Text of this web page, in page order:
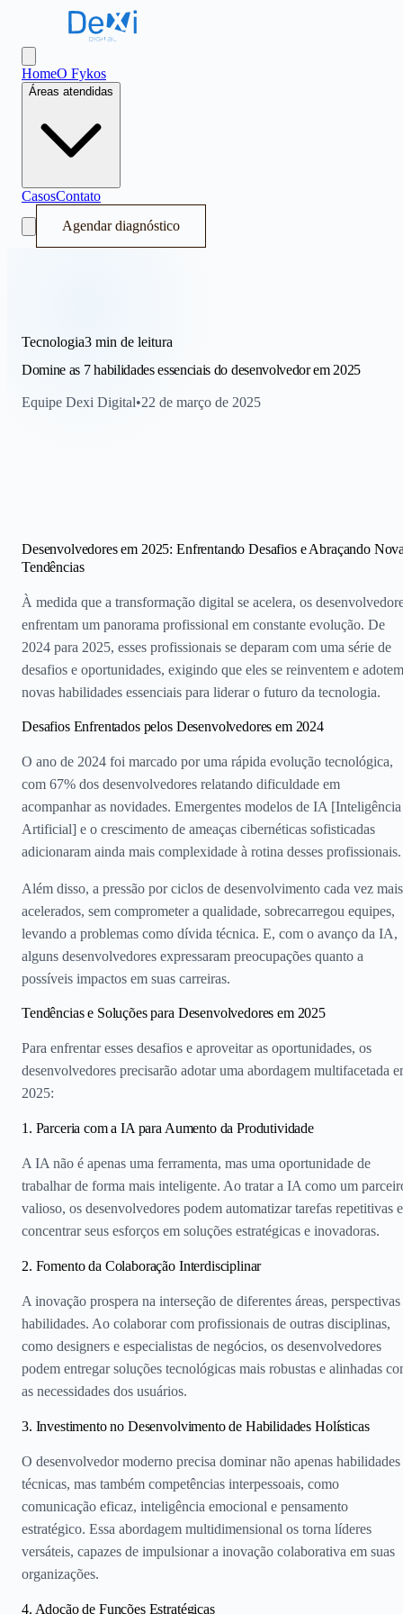
Dexi Digital - Sistema Operacional de Receita
HomeO Fykos
Áreas atendidas
CasosContato
Agendar diagnóstico
Tecnologia3 min de leitura
Domine as 7 habilidades essenciais do desenvolvedor em 2025
Equipe Dexi Digital•22 de março de 2025
Desenvolvedores em 2025: Enfrentando Desafios e Abraçando
Tendências
À medida que a transformação digital se acelera, os
enfrentam um panorama profissional em constante evolução. De
2024 para 2025, esses profissionais se deparam com uma série de
desafios e oportunidades, exigindo que eles se reinventem e adotem
novas habilidades essenciais para liderar o futuro da tecnologia.
Desafios Enfrentados pelos Desenvolvedores em 2024
O ano de 2024 foi marcado por uma rápida evolução tecnológica,
com 67% dos desenvolvedores relatando dificuldade em
acompanhar as novidades. Emergentes modelos de IA [Inteligência
Artificial] e o crescimento de ameaças cibernéticas sofisticadas
adicionaram ainda mais complexidade à rotina desses profissionais.
Além disso, a pressão por ciclos de desenvolvimento cada vez mais
acelerados, sem comprometer a qualidade, sobrecarregou equipes,
levando a problemas como dívida técnica. E, com o avanço da IA,
alguns desenvolvedores expressaram preocupações quanto a
possíveis impactos em suas carreiras.
Tendências e Soluções para Desenvolvedores em 2025
Para enfrentar esses desafios e aproveitar as oportunidades, os
desenvolvedores precisarão adotar uma abordagem multifacetada
2025:
1. Parceria com a IA para Aumento da Produtividade
A IA não é apenas uma ferramenta, mas uma oportunidade de
trabalhar de forma mais inteligente. Ao tratar a IA como um
valioso, os desenvolvedores podem automatizar tarefas repetitivas e
concentrar seus esforços em soluções estratégicas e inovadoras.
2. Fomento da Colaboração Interdisciplinar
A inovação prospera na interseção de diferentes áreas, perspectivas
habilidades. Ao colaborar com profissionais de outras disciplinas,
como designers e especialistas de negócios, os desenvolvedores
podem entregar soluções tecnológicas mais robustas e alinhadas
as necessidades dos usuários.
3. Investimento no Desenvolvimento de Habilidades Holísticas
O desenvolvedor moderno precisa dominar não apenas habilidades
técnicas, mas também competências interpessoais, como
comunicação eficaz, inteligência emocional e pensamento
estratégico. Essa abordagem multidimensional os torna líderes
versáteis, capazes de impulsionar a inovação colaborativa em suas
organizações.
4. Adoção de Funções Estratégicas